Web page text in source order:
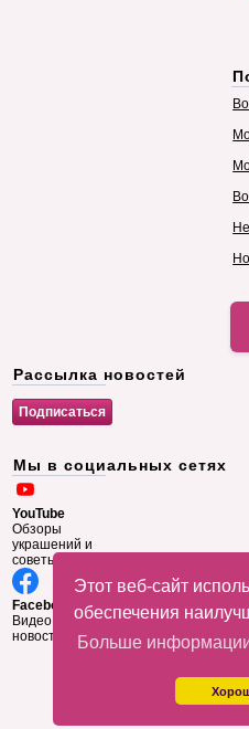
Этот веб-сайт
обеспечения
Больше
Рассылка новостей
Мы в социальных сетях
YouTube
Обзоры
украшений и
советы
Facebook
Видео и
новости